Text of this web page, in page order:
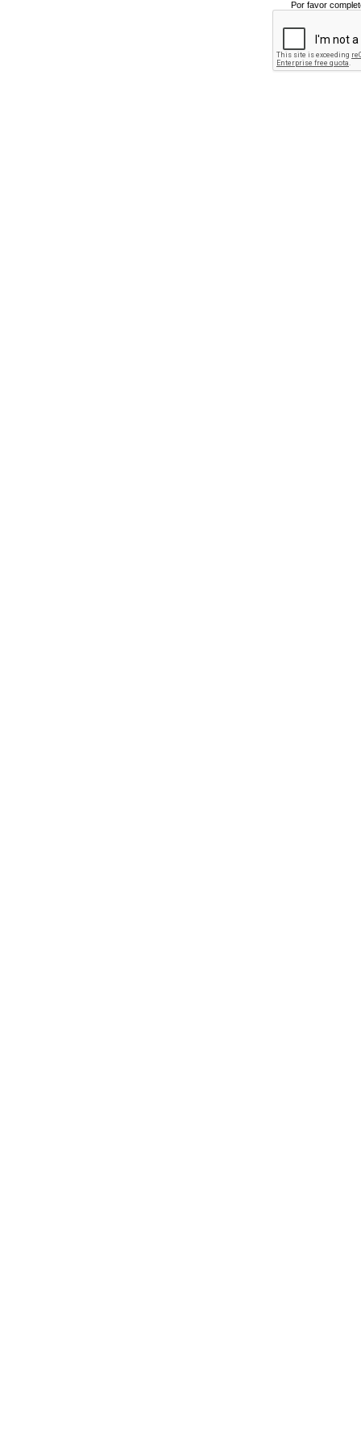
Por favor